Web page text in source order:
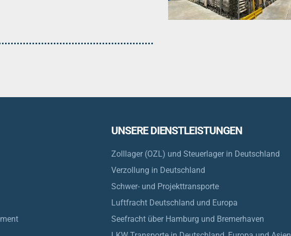
UNSERE DIENSTLEISTUNGEN
Zolllager (OZL) und Steuerlager in Deutschland
Verzollung in Deutschland
Schwer- und Projekttransporte
Luftfracht Deutschland und Europa
Seefracht über Hamburg und Bremerhaven